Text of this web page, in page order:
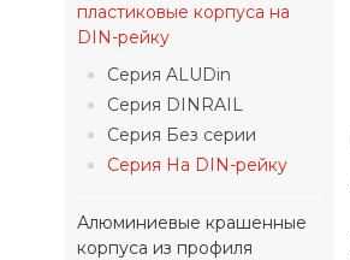
пластиковые корпуса на
DIN-рейку
Серия ALUDin
Серия DINRAIL
Серия Без серии
Серия На DIN-рейку
Алюминиевые крашенные
корпуса из профиля